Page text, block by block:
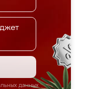
данных